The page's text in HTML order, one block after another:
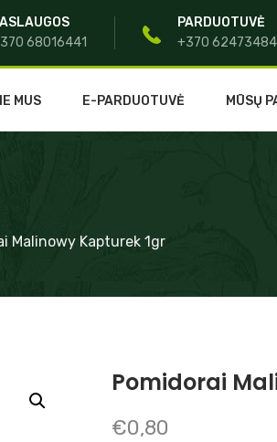
68016441
PARDUOTUVĖ
+370 62473484
MUS E-PARDUOTUVĖ MŪSŲ
Malinowy Kapturek 1gr
Pomidorai
€0,80